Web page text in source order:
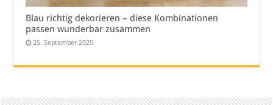
Blau richtig dekorieren – diese Kombinationen
passen wunderbar zusammen
25. September 2025